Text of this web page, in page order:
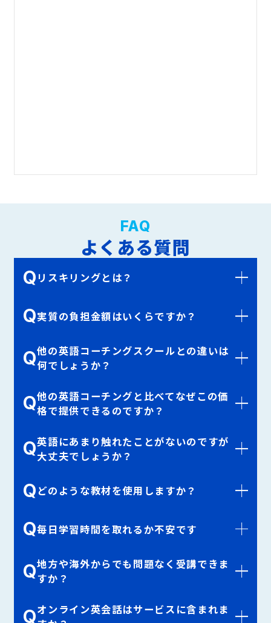
FAQ
よくある質問
Q リスキリングとは？
Q実質の負担金額はいくらですか？
Q他の英語コーチングスクールとの違いは
何でしょうか？
Q他の英語コーチングと比べてなぜこの価
格で提供できるのですか？
Q英語にあまり触れたことがないのですが
大丈夫でしょうか？
Qどのような教材を使用しますか？
Q毎日学習時間を取れるか不安です
Q地方や海外からでも問題なく受講できま
すか？
Qオンライン英会話はサービスに含まれま